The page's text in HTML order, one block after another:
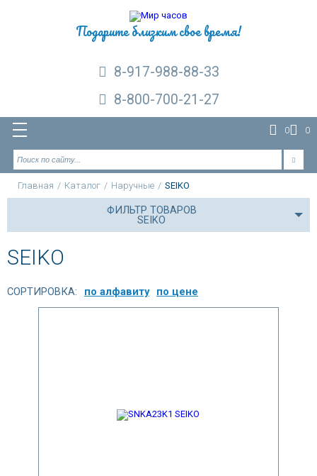
Подарите близким свое время!
8-917-988-88-33
8-800-700-21-27
0 0
Главная / Каталог / Наручные / SEIKO
ФИЛЬТР ТОВАРОВ
SEIKO
SEIKO
СОРТИРОВКА: по алфавиту по цене